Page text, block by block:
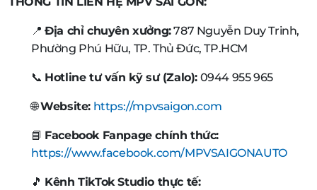
📍Địa chỉ chuyên xưởng:787 Nguyễn Duy Trinh,
Phường Phú Hữu, TP. Thủ Đức, TP.HCM
📞 Hotline tư vấn kỹ sư (Zalo): 0944 955 965
🌐Website: https://mpvsaigon.com
📘 Facebook Fanpage chính thức:
https://www.facebook.com/MPVSAIGONAUTO
🎵 Kênh TikTok Studio thực tế: